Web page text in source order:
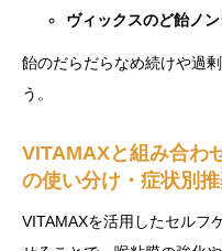
ヴィックスのど飴ノ
飴のだらだらなめ続けや過
う。
VITAMAXと組み合わ
の使い分け・症状別
VITAMAXを活用したセルフ